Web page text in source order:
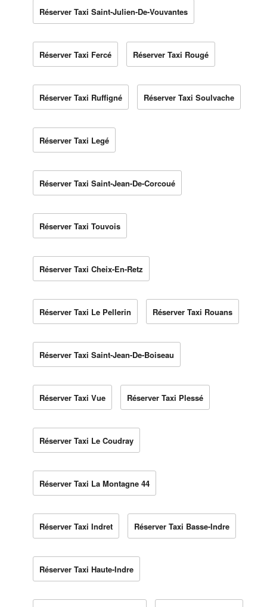
Réserver Taxi Saint-Julien-De-Vouvantes
Réserver Taxi Fercé Réserver Taxi Rougé
Réserver Taxi Ruffigné Réserver Taxi Soulvache
Réserver Taxi Legé
Réserver Taxi Saint-Jean-De-Corcoué
Réserver Taxi Touvois
Réserver Taxi Cheix-En-Retz
Réserver Taxi Le Pellerin Réserver Taxi Rouans
Réserver Taxi Saint-Jean-De-Boiseau
Réserver Taxi Vue Réserver Taxi Plessé
Réserver Taxi Le Coudray
Réserver Taxi La Montagne 44
Réserver Taxi Indret Réserver Taxi Basse-Indre
Réserver Taxi Haute-Indre